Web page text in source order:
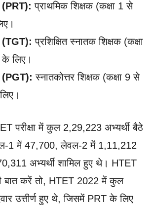
प्राथमिक शिक्षक (कक्षा 1 से
प्रशिक्षित स्नातक शिक्षक (कक्षा
लिए।
स्नातकोत्तर शिक्षक (कक्षा 9 से
परीक्षा में कुल 2,29,223 अभ्यर्थी बैठे
1 में 47,700, लेवल-2 में 1,11,212
अभ्यर्थी शामिल हुए थे। HTET
बात करें तो, HTET 2022 में कुल
उत्तीर्ण हुए थे, जिसमें PRT के लिए